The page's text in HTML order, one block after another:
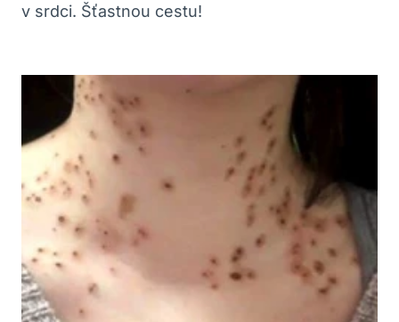
v ⁣srdci. ‌Šťastnou cestu!